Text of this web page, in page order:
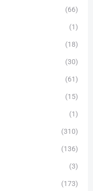
(66)
(1)
(18)
(30)
(61)
(15)
(1)
(310)
(136)
(3)
(173)